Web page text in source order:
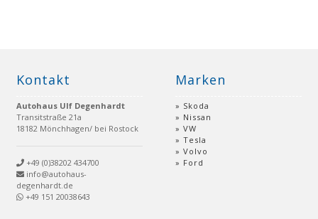
Kontakt
Autohaus Ulf Degenhardt
Transitstraße 21a
18182 Mönchhagen/ bei Rostock
+49 (0)38202 434700
info@autohaus-
degenhardt.de
+49 151 20038643
Marken
Skoda
Nissan
VW
Tesla
Volvo
Ford